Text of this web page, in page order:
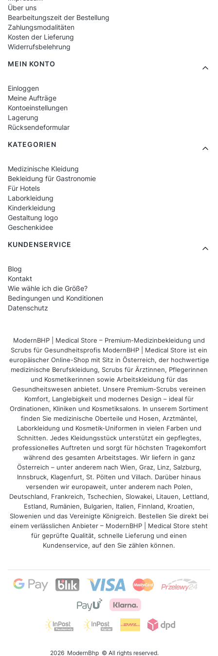
Druckpersonalisierung
Grafik, Slogan.
Professionelles Aussehen
Friseursalons oder Kosmetikstudios.
Hohe Materialqualität
– beständig gegen
Ideales Geschenk
einzigartig.
Universelle Anwendungen
Wellness- und Medizinbranche.
Friseur- und
Kosmetikschürzen mit Druck
– warum es sich lohnt?
In Zeiten, in denen Kunden auf jedes Detail
achten, ist eine
hervorzuheben. Das Hinzufügen des
Unternehmenslogos oder des Namens des
Mitarbeiters verleiht der Stylisierung und dem
einer konsistenten visuellen Identität.
FAQ – Häufig gestellte
Fragen
1. Kann ich mein eigenes Logo auf der
Schürze hinzufügen?
Ja! Wir bieten vollständige Personalisierung –
Sie könnenIhr eigenes Logo, Grafik oder Text
hinzufügen. Sie müssen lediglich die Datei
beim Bestellen hochladen.
2. Sind die Schürzen für die
Medizinbranche geeignet?
sich hervorragend für Praxen, Kliniken und
3. Wie langlebig ist der Druck?
Über uns
Bearbeitungszeit der Bestellung
Zahlungsmodalitäten
Kosten der Lieferung
Widerrufsbelehrung
MEIN KONTO
Einloggen
Meine Aufträge
Kontoeinstellungen
Lagerung
Rücksendeformular
KATEGORIEN
Medizinische Kleidung
Bekleidung für Gastronomie
Für Hotels
Laborkleidung
Kinderkleidung
Gestaltung logo
Geschenkidee
KUNDENSERVICE
Blog
Kontakt
Wie wähle ich die Größe?
Bedingungen und Konditionen
Datenschutz
ModernBHP | Medical Store – Premium-Medizinbekleidung und
Scrubs für Gesundheitsprofis ModernBHP | Medical Store ist ein
europäischer Online-Shop mit Sitz in Österreich, der hochwertige
medizinische Berufskleidung, Scrubs für Ärztinnen, Pflegerinnen
und Kosmetikerinnen sowie Arbeitskleidung für das
Gesundheitswesen anbietet. Unsere Premium-Scrubs vereinen
Komfort, Langlebigkeit und modernes Design – ideal für
Ordinationen, Kliniken und Kosmetiksalons. In unserem Sortiment
finden Sie medizinische Oberteile und Hosen, Arztmäntel,
Laborkleidung und Kosmetik-Uniformen in vielen Farben und
Schnitten. Jedes Kleidungsstück unterstützt ein gepflegtes,
professionelles Auftreten und sorgt für höchsten Tragekomfort
während des gesamten Arbeitstages. Wir liefern in ganz
Österreich – unter anderem nach Wien, Graz, Linz, Salzburg,
Innsbruck, Klagenfurt, St. Pölten und Villach. Darüber hinaus
versenden wir europaweit, unter anderem nach Polen,
Deutschland, Frankreich, Tschechien, Slowakei, Litauen, Lettland,
Estland, Rumänien, Bulgarien, Italien, Finnland, Kroatien,
Slowenien und das Vereinigte Königreich. Bestellen Sie direkt bei
einem verlässlichen Anbieter – ModernBHP | Medical Store steht
für geprüfte Qualität, schnelle Lieferung und einen
Kundenservice, auf den Sie zählen können.
2026 ModernBhp © All rights reserved.